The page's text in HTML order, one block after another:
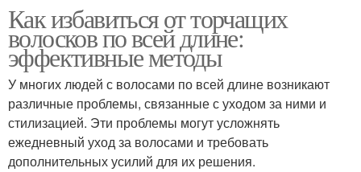
Как избавиться от торчащих
волосков по всей длине:
эффективные методы
У многих людей с волосами по всей длине возникают
различные проблемы, связанные с уходом за ними и
стилизацией. Эти проблемы могут усложнять
ежедневный уход за волосами и требовать
дополнительных усилий для их решения.